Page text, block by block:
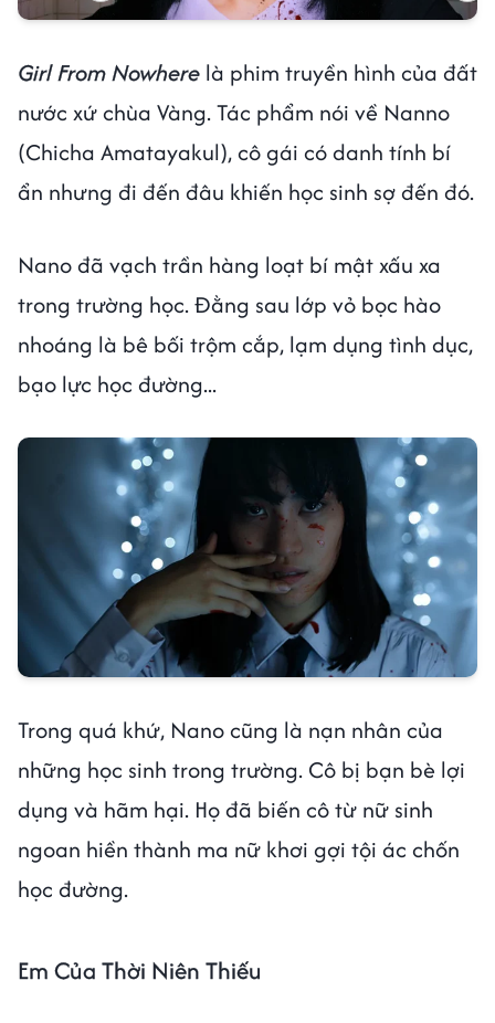
Girl From Nowhere là phim truyền hình của đất
nước xứ chùa Vàng. Tác phẩm nói về Nanno
(Chicha Amatayakul), cô gái có danh tính bí
ẩn nhưng đi đến đâu khiến học sinh sợ đến đó.
Nano đã vạch trần hàng loạt bí mật xấu xa
trong trường học. Đằng sau lớp vỏ bọc hào
nhoáng là bê bối trộm cắp, lạm dụng tình dục,
bạo lực học đường...
Trong quá khứ, Nano cũng là nạn nhân của
những học sinh trong trường. Cô bị bạn bè lợi
dụng và hãm hại. Họ đã biến cô từ nữ sinh
ngoan hiền thành ma nữ khơi gợi tội ác chốn
học đường.
Em Của Thời Niên Thiếu